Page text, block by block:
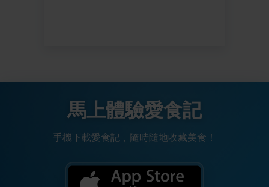
馬上體驗愛食記
手機下載愛食記，隨時隨地收藏美食！